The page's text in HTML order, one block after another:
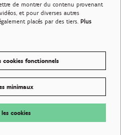
de montrer du contenu provenant
et pour diverses autres
placés par des tiers. Plus
cookies fonctionnels
minimaux
les cookies